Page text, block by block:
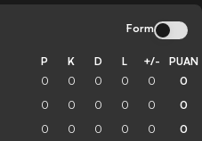
Form
P K D L +/- PUAN
0 0 0 0 0 0
0 0 0 0 0 0
0 0 0 0 0 0